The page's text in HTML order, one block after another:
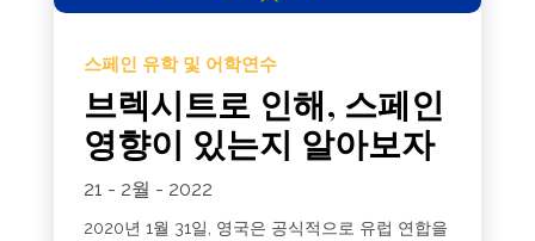
스페인 유학 및 어학연수
브렉시트로 인해, 스페인
영향이 있는지 알아보자
21 - 2월 - 2022
2020년 1월 31일, 영국은 공식적으로 유럽 연합을